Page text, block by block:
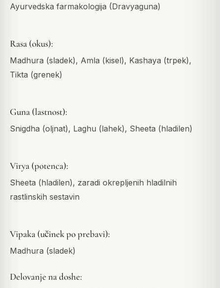
Ayurvedska farmakologija (Dravyaguna)
Rasa (okus):
Madhura (sladek), Amla (kisel), Kashaya (trpek),
Tikta (grenek)
Guna (lastnost):
Snigdha (oljnat), Laghu (lahek), Sheeta (hladilen)
Virya (potenca):
Sheeta (hladilen), zaradi okrepljenih hladilnih
rastlinskih sestavin
Vipaka (učinek po prebavi):
Madhura (sladek)
Delovanje na doshe: